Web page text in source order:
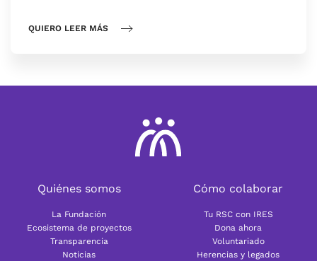
QUIERO LEER MÁS
Quiénes somos
La Fundación
Ecosistema de proyectos
Transparencia
Noticias
Cómo colaborar
Tu RSC con IRES
Dona ahora
Voluntariado
Herencias y legados